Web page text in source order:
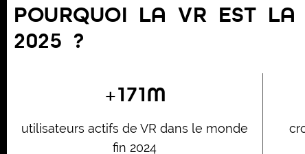
POURQUOI LA VR EST
2025 ?
+ 171M
utilisateurs actifs de VR dans le monde
fin 2024